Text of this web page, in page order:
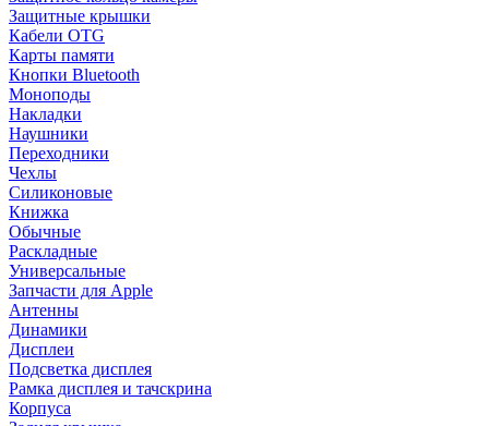
Защитные крышки
Кабели OTG
Карты памяти
Кнопки Bluetooth
Моноподы
Накладки
Наушники
Переходники
Чехлы
Силиконовые
Книжка
Обычные
Раскладные
Универсальные
Запчасти для Apple
Антенны
Динамики
Дисплеи
Подсветка дисплея
Рамка дисплея и тачскрина
Корпуса